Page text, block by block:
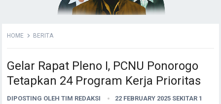
HOME BERITA
Gelar Rapat Pleno I, PCNU Ponorogo
Tetapkan 24 Program Kerja Prioritas
DIPOSTING OLEHTIM REDAKSI
22 FEBRUARY 2025 SEKITAR 1